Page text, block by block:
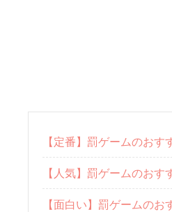
【定番】罰ゲームのおす
【人気】罰ゲームのおす
【面白い】罰ゲームのお